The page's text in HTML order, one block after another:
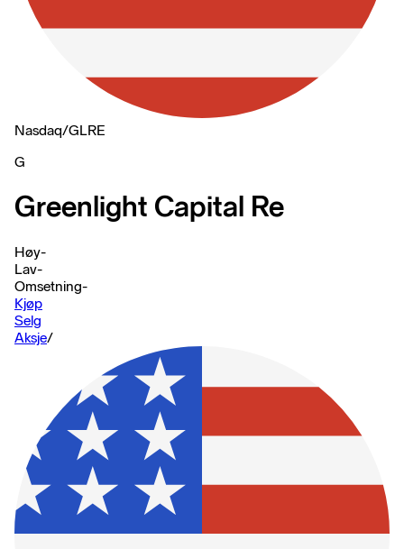
Nasdaq/GLRE
G
Greenlight Capital Re
Høy-
Lav-
Omsetning-
Kjøp
Selg
Aksje/